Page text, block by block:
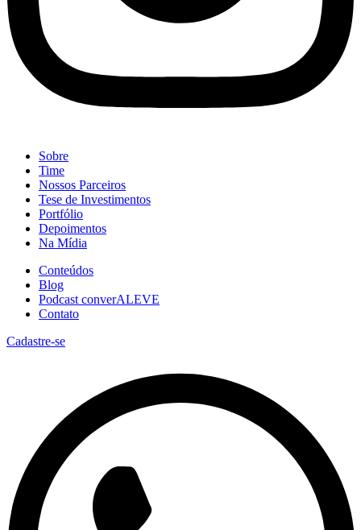
Sobre
Time
Nossos Parceiros
Tese de Investimentos
Portfólio
Depoimentos
Na Mídia
Conteúdos
Blog
Podcast converALEVE
Contato
Cadastre-se